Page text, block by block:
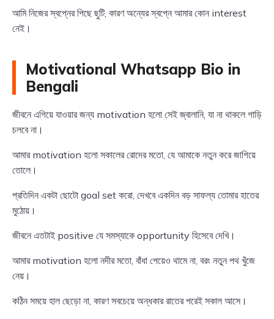
আমি নিজের স্বপ্নের পিছে ছুটি, কারণ অন্যের স্বপ্নে আমার কোন interest
নেই।
Motivational Whatsapp Bio in
Bengali
জীবনে এগিয়ে যাওয়ার জন্য motivation হলো সেই জ্বালানি, যা না থাকলে গাড়ি
চলবে না।
আমার motivation হলো সকালের রোদের মতো, যে আমাকে নতুন করে জাগিয়ে
তোলে।
প্রতিদিন একটা ছোটো goal set করো, দেখবে একদিন বড় সাফল্য তোমার হাতের
মুঠোয়।
জীবনে এতটাই positive যে সমস্যাকে opportunity হিসেবে দেখি।
আমার motivation হলো নদীর মতো, বাঁধা পেয়েও থামে না, বরং নতুন পথ খুঁজে
নেয়।
কঠিন সময়ে হাল ছেড়ো না, কারণ সবচেয়ে অন্ধকার রাতের পরেই সকাল আসে।